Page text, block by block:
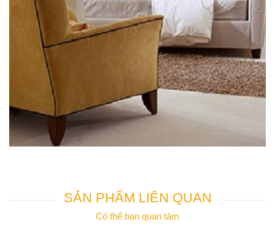
SẢN PHẨM LIÊN QUAN
Có thể bạn quan tâm